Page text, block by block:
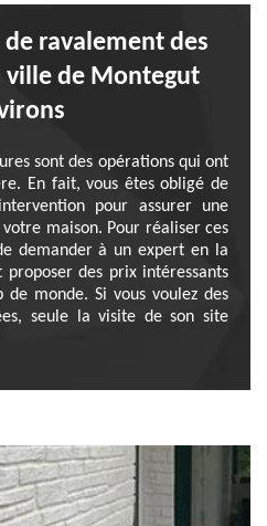
ravalement des
ville de Montegut
sont des opérations qui ont
En fait, vous êtes obligé de
pour assurer une
maison. Pour réaliser ces
demander à un expert en la
des prix intéressants
de monde. Si vous voulez des
seule la visite de son site